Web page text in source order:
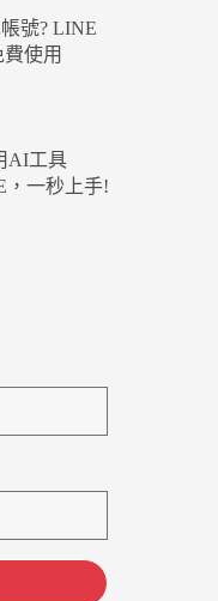
號? LINE
使用
AI工具
，一秒上手!